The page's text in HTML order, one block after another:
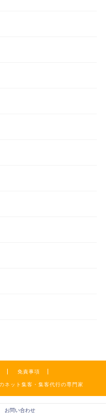
免責事項
ット集客・集客代行の専門家
お問い合わせ